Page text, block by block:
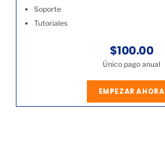
Soporte
Tutoriales
$100.00
Único pago anual
EMPEZAR AHORA